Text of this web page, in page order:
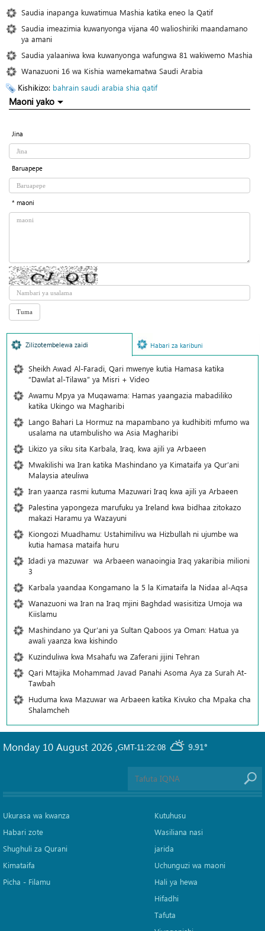
Saudia inapanga kuwatimua Mashia katika eneo la Qatif
Saudia imeazimia kuwanyonga vijana 40 walioshiriki maandamano
ya amani
Saudia yalaaniwa kwa kuwanyonga wafungwa 81 wakiwemo Mashia
Wanazuoni 16 wa Kishia wamekamatwa Saudi Arabia
Kishikizo: bahrain saudi arabia shia qatif
Maoni yako
Jina
Baruapepe
* maoni
Zilizotembelewa zaidi Habari za karibuni
Sheikh Awad Al-Faradi, Qari mwenye kutia Hamasa katika
“Dawlat al-Tilawa” ya Misri + Video
Awamu Mpya ya Muqawama: Hamas yaangazia mabadiliko
katika Ukingo wa Magharibi
Lango Bahari La Hormuz na mapambano ya kudhibiti mfumo wa
usalama na utambulisho wa Asia Magharibi
Likizo ya siku sita Karbala, Iraq, kwa ajili ya Arbaeen
Mwakilishi wa Iran katika Mashindano ya Kimataifa ya Qur’ani
Malaysia ateuliwa
Iran yaanza rasmi kutuma Mazuwari Iraq kwa ajili ya Arbaeen
Palestina yapongeza marufuku ya Ireland kwa bidhaa zitokazo
makazi Haramu ya Wazayuni
Kiongozi Muadhamu: Ustahimilivu wa Hizbullah ni ujumbe wa
kutia hamasa mataifa huru
Idadi ya mazuwar wa Arbaeen wanaoingia Iraq yakaribia milioni
3
Karbala yaandaa Kongamano la 5 la Kimataifa la Nidaa al-Aqsa
Wanazuoni wa Iran na Iraq mjini Baghdad wasisitiza Umoja wa
Kiislamu
Mashindano ya Qur’ani ya Sultan Qaboos ya Oman: Hatua ya
awali yaanza kwa kishindo
Kuzinduliwa kwa Msahafu wa Zaferani jijini Tehran
Qari Mtajika Mohammad Javad Panahi Asoma Aya za Surah At-
Tawbah
Huduma kwa Mazuwar wa Arbaeen katika Kivuko cha Mpaka cha
Shalamcheh
GMT-11:22:08 9.91°
Monday 10 August 2026 ,
Ukurasa wa kwanza
Habari zote
Shughuli za Qurani
Kimataifa
Picha‎ - Filamu‎
Kutuhusu
Wasiliana nasi
jarida
Uchunguzi wa maoni
Hali ya hewa
Hifadhi
Tafuta